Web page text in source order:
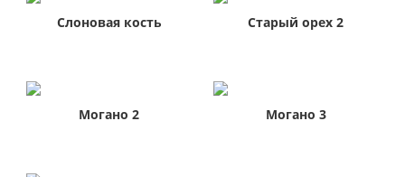
Слоновая кость Старый орех 2
Могано 2 Могано 3